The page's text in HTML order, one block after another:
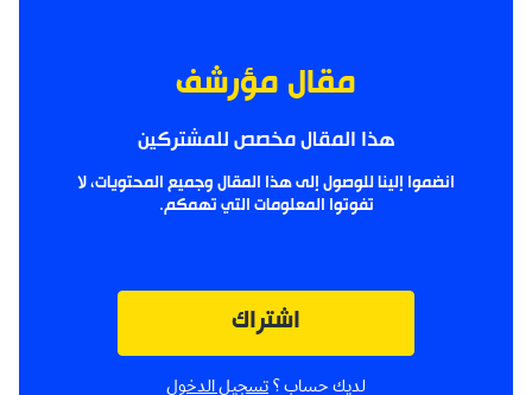
مقال مؤرشف
هذا المقال مخصص للمشتركين
انضموا إلينا للوصول إلى هذا المقال وجميع المحتويات، لا
تفوتوا المعلومات التي تهمكم.
اشتراك
لديك حساب ؟ تسجيل الدخول